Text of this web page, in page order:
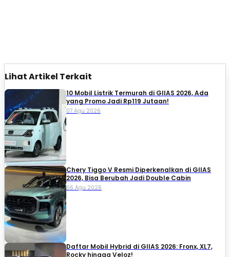
Lihat Artikel Terkait
10 Mobil Listrik Termurah di GIIAS 2026, Ada
yang Promo Jadi Rp119 Jutaan!
07 Agu 2026
Chery Tiggo V Resmi Diperkenalkan di GIIAS
2026, Bisa Berubah Jadi Double Cabin
06 Agu 2026
Daftar Mobil Hybrid di GIIAS 2026: Fronx, XL7,
Rocky hingga Veloz!